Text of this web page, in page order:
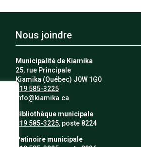
Nous joindre
Municipalité de Kiamika
25, rue Principale
Kiamika (Québec) J0W 1G0
819 585-3225
info@kiamika.ca
Bibliothèque municipale
819 585-3225, poste 8224
Patinoire municipale